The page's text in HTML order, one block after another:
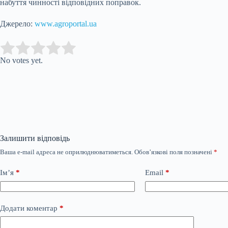
набуття чинності відповідних поправок.
Джерело: www.agroportal.ua
Rate this item:
No votes yet.
Залишити відповідь
Ваша e-mail адреса не оприлюднюватиметься. Обов’язкові поля позначені *
Ім’я * Email *
Додати коментар *